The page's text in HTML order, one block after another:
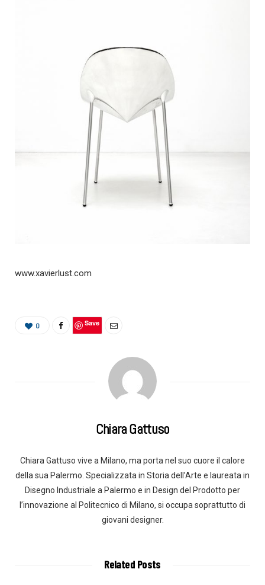
www.xavierlust.com
0 Save
Chiara Gattuso
Chiara Gattuso vive a Milano, ma porta nel suo cuore il calore
della sua Palermo. Specializzata in Storia dell’Arte e laureata in
Disegno Industriale a Palermo e in Design del Prodotto per
l’innovazione al Politecnico di Milano, si occupa soprattutto di
giovani designer.
Related Posts